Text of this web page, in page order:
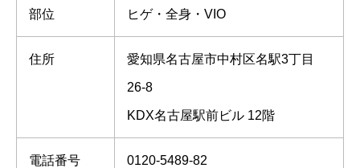
部位 ヒゲ・全身・VIO
住所 愛知県名古屋市中村区名駅3丁目
26-8
KDX名古屋駅前ビル 12階
電話番号 0120-5489-82